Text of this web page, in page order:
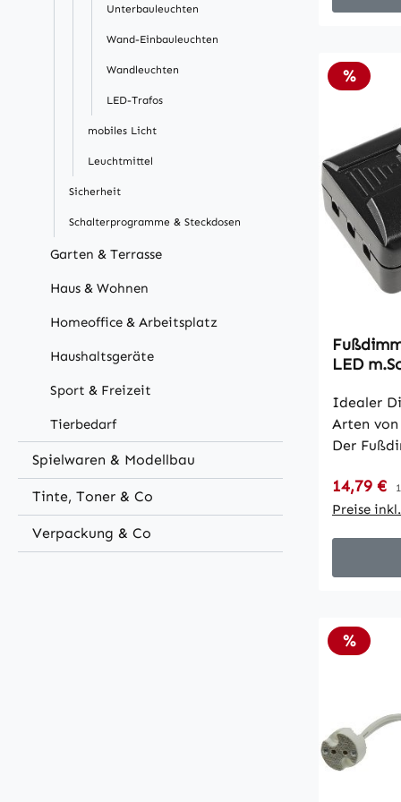
Unterbauleuchten
Wand-Einbauleuchten
Wandleuchten
LED-Trafos
mobiles Licht
Leuchtmittel
Sicherheit
Schalterprogramme & Steckdosen
Garten & Terrasse
Haus & Wohnen
Homeoffice & Arbeitsplatz
Haushaltsgeräte
Sport & Freizeit
Tierbedarf
Spielwaren & Modellbau
Tinte, Toner & Co
Verpackung & Co
max. 40
Leuchtmittel. • max
Sockel
Rabatt
%
LED
Idealer
Arten
Der
•
100W •
schaltbar
dimmbar
14,79 €
Preise
Rabatt
%